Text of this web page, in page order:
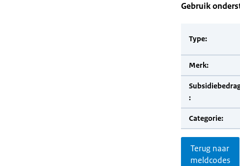
Gebruik
Type:
Merk:
:
Categorie:
Terug naar
meldcodes